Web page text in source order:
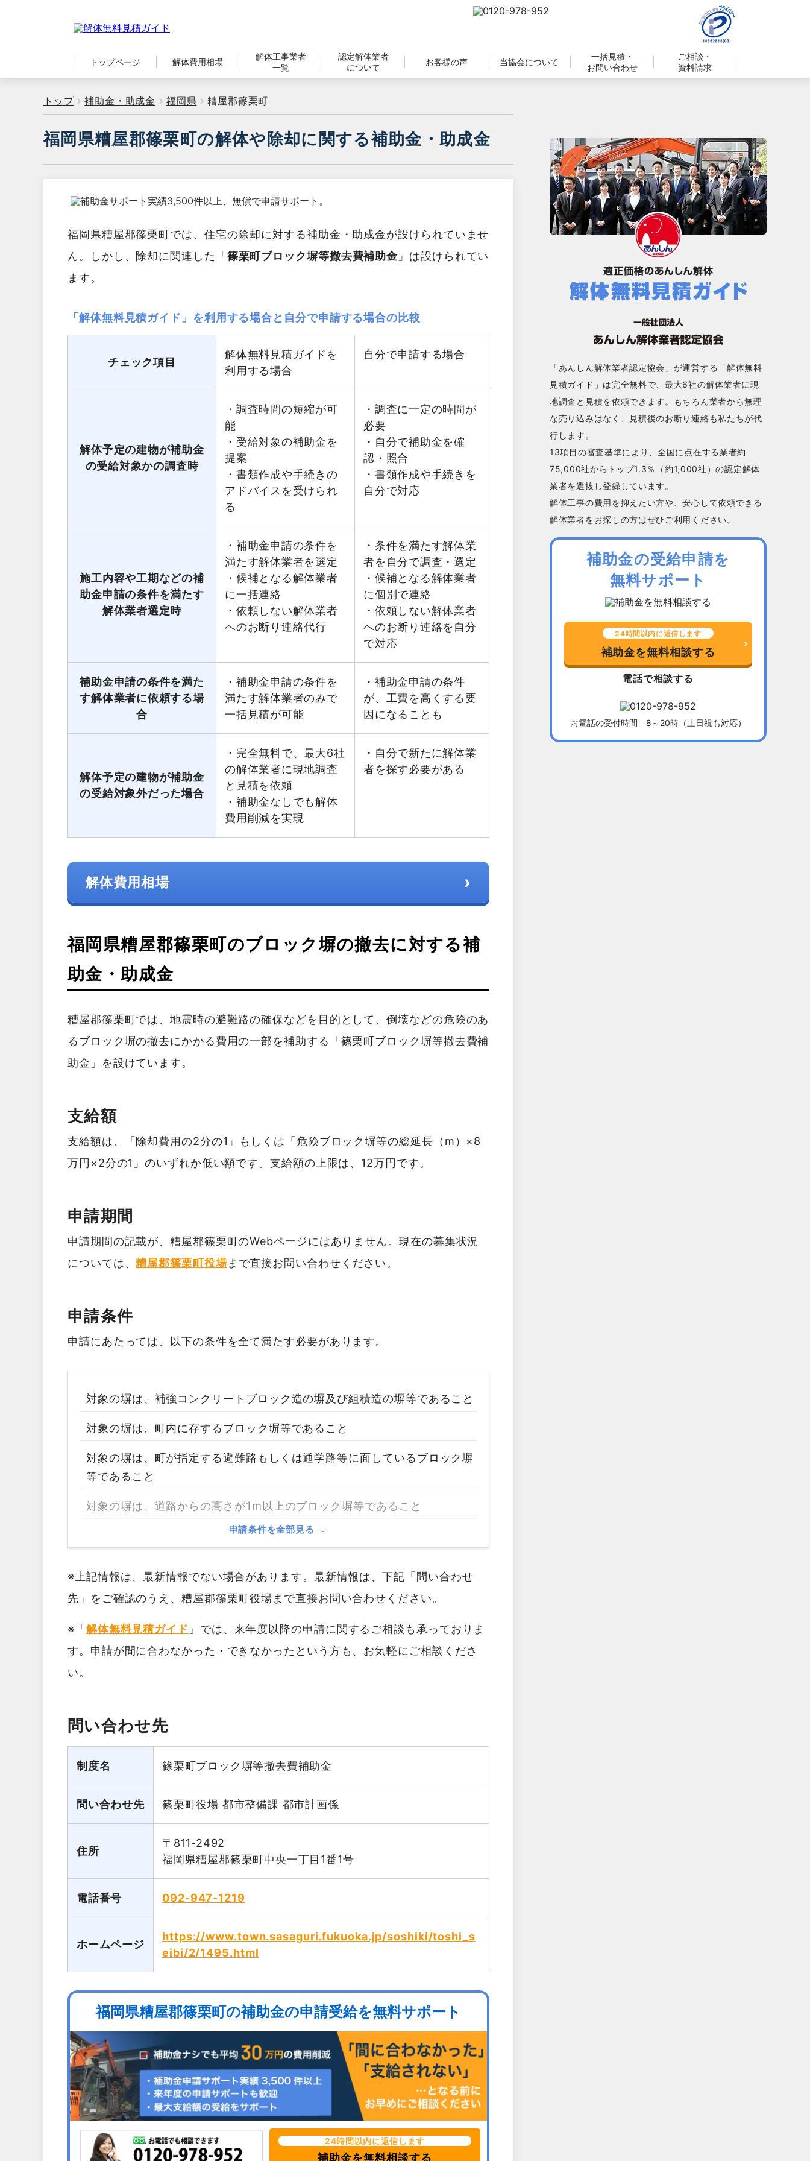
トップページ 解体費用相場
解体工事業者
一覧
認定解体業者
について
お客様の声 当協会について
一括見積・
お問い合わせ
ご相談・
資料請求
トップ 補助金・助成金 福岡県 糟屋郡篠栗町
福岡県糟屋郡篠栗町の解体や除却に関する補助金・助成金
福岡県糟屋郡篠栗町では、住宅の除却に対する補助金・助成金が設けられていませ
ん。しかし、除却に関連した「 篠栗町ブロック塀等撤去費補助金 」は設けられてい
ます。
「解体無料見積ガイド」を利用する場合と自分で申請する場合の比較
チェック項目
解体無料見積ガイドを
利用する場合
自分で申請する場合
解体予定の建物が補助金
の受給対象かの調査時
・調査時間の短縮が可
能
・受給対象の補助金を
提案
・書類作成や手続きの
アドバイスを受けられ
る
・調査に一定の時間が
必要
・自分で補助金を確
認・照合
・書類作成や手続きを
自分で対応
施工内容や工期などの補
助金申請の条件を満たす
解体業者選定時
・補助金申請の条件を
満たす解体業者を選定
・候補となる解体業者
に一括連絡
・依頼しない解体業者
へのお断り連絡代行
・条件を満たす解体業
者を自分で調査・選定
・候補となる解体業者
に個別で連絡
・依頼しない解体業者
へのお断り連絡を自分
で対応
補助金申請の条件を満た
す解体業者に依頼する場
合
・補助金申請の条件を
満たす解体業者のみで
一括見積が可能
・補助金申請の条件
が、工費を高くする要
因になることも
解体予定の建物が補助金
の受給対象外だった場合
・完全無料で、最大6社
の解体業者に現地調査
と見積を依頼
・補助金なしでも解体
費用削減を実現
・自分で新たに解体業
者を探す必要がある
解体費用相場 ›
福岡県糟屋郡篠栗町のブロック塀の撤去に対する補
助金・助成金
糟屋郡篠栗町では、地震時の避難路の確保などを目的として、倒壊などの危険のあ
るブロック塀の撤去にかかる費用の一部を補助する「篠栗町ブロック塀等撤去費補
助金」を設けています。
支給額
支給額は、「除却費用の2分の1」もしくは「危険ブロック塀等の総延長（m）×8
万円×2分の1」のいずれか低い額です。支給額の上限は、12万円です。
申請期間
申請期間の記載が、糟屋郡篠栗町のWebページにはありません。現在の募集状況
については、糟屋郡篠栗町役場まで直接お問い合わせください。
申請条件
申請にあたっては、以下の条件を全て満たす必要があります。
対象の塀は、補強コンクリートブロック造の塀及び組積造の塀等であること
対象の塀は、町内に存するブロック塀等であること
対象の塀は、町が指定する避難路もしくは通学路等に面しているブロック塀
等であること
対象の塀は、道路からの高さが1m以上のブロック塀等であること
申請条件を全部見る
※上記情報は、最新情報でない場合があります。最新情報は、下記「問い合わせ
先」をご確認のうえ、糟屋郡篠栗町役場まで直接お問い合わせください。
※「 解体無料見積ガイド 」では、来年度以降の申請に関するご相談も承っておりま
す。申請が間に合わなかった・できなかったという方も、お気軽にご相談くださ
い。
問い合わせ先
制度名 篠栗町ブロック塀等撤去費補助金
問い合わせ先 篠栗町役場 都市整備課 都市計画係
住所
〒811-2492
福岡県糟屋郡篠栗町中央一丁目1番1号
電話番号 092-947-1219
ホームページ
https://www.town.sasaguri.fukuoka.jp/soshiki/toshi_s
eibi/2/1495.html
福岡県糟屋郡篠栗町の補助金の申請受給を無料サポート
24時間以内に返信します
補助金を無料相談する
「あんしん解体業者認定協会」が運営する「解体無料
見積ガイド」は完全無料で、最大6社の解体業者に現
地調査と見積を依頼できます。もちろん業者から無理
な売り込みはなく、見積後のお断り連絡も私たちが代
行します。
13項目の審査基準により、全国に点在する業者約
75,000社からトップ1.3％（約1,000社）の認定解体
業者を選抜し登録しています。
解体工事の費用を抑えたい方や、安心して依頼できる
解体業者をお探しの方はぜひご利用ください。
補助金の受給申請を
無料サポート
24時間以内に返信します
補助金を無料相談する
電話で相談する
お電話の受付時間 8～20時（土日祝も対応）